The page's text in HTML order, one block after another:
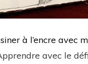
à l’encre avec
avec le